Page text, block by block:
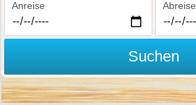
Anreise Abreise
Suchen